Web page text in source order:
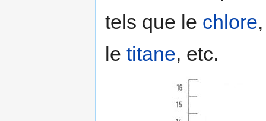
tels que le chlore
le titane, etc.